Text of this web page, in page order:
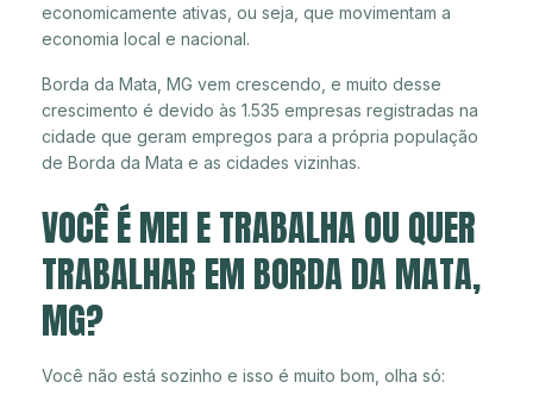
economicamente ativas, ou seja, que movimentam a
economia local e nacional.
Borda da Mata, MG vem crescendo, e muito desse
crescimento é devido às 1.535 empresas registradas na
cidade que geram empregos para a própria população
de Borda da Mata e as cidades vizinhas.
VOCÊ É MEI E TRABALHA OU QUER
TRABALHAR EM BORDA DA MATA,
MG?
Você não está sozinho e isso é muito bom, olha só: